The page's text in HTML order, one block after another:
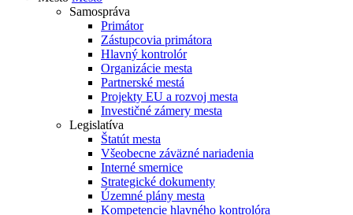
Samospráva
Primátor
Zástupcovia primátora
Hlavný kontrolór
Organizácie mesta
Partnerské mestá
Projekty EU a rozvoj mesta
Investičné zámery mesta
Legislatíva
Štatút mesta
Všeobecne záväzné nariadenia
Interné smernice
Strategické dokumenty
Územné plány mesta
Kompetencie hlavného kontrolóra